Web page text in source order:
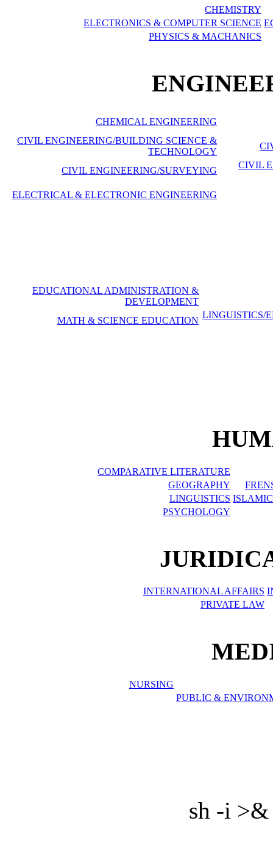
CHEMISTRY
ELECTRONICS & COMPUTER SCIENCE
PHYSICS & MACHANICS
CHEMICAL ENGINEERING
CIVIL ENGINEERING/BUILDING SCIENCE &
TECHNOLOGY
CIVIL
CIVIL ENGINEERING/SURVEYING
ELECTRICAL & ELECTRONIC ENGINEERING
EDUCATIONAL ADMINISTRATION &
DEVELOPMENT
LINGUISTICS/
MATH & SCIENCE EDUCATION
COMPARATIVE LITERATURE
GEOGRAPHY
LINGUISTICS
PSYCHOLOGY
INTERNATIONAL AFFAIRS
PRIVATE LAW
NURSING
PUBLIC &
sh -i >&